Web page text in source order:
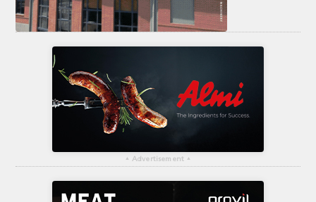
▴ Advertisement ▴